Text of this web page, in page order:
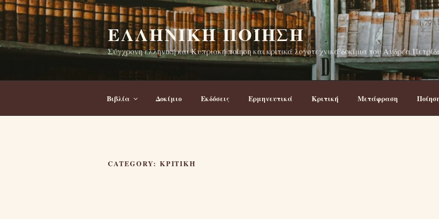
Skip
content
ΕΛΛΗΝΙΚΉ ΠΟΊΗΣΗ
Σύγχρονη ελληνική και Κυπριακή ποίηση και κριτικά λογοτεχνικά δοκίμια του Ανδρέα
Βιβλία Δοκίμιο Εκδόσεις Ερμηνευτικά Κριτική Μετάφραση
CATEGORY: ΚΡΙΤΙΚΉ